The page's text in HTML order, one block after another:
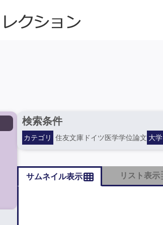
検索条件
カテゴリ 住友文庫ドイツ医学学位論文 大学
サムネイル表示 リスト表示